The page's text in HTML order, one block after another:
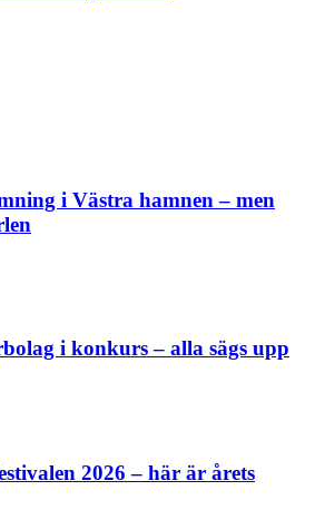
i Västra hamnen – men
i konkurs – alla sägs upp
2026 – här är årets